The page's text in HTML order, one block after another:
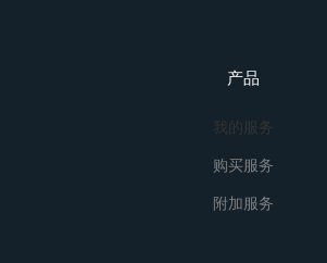
产品
我的服务
购买服务
附加服务